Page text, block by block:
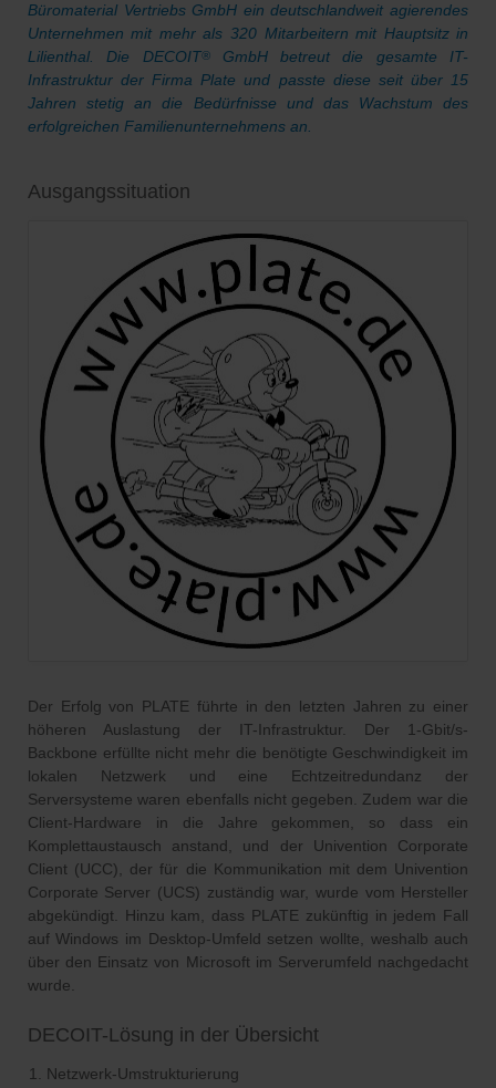
Büromaterial Vertriebs GmbH ein deutschlandweit agierendes
Unternehmen mit mehr als 320 Mitarbeitern mit Hauptsitz in
Lilienthal. Die DECOIT®GmbH betreut die gesamte IT-
Infrastruktur der Firma Plate und passte diese seit über 15
Jahren stetig an die Bedürfnisse und das Wachstum des
erfolgreichen Familienunternehmens an.
Ausgangssituation
Der Erfolg von PLATE führte in den letzten Jahren zu einer
höheren Auslastung der IT-Infrastruktur. Der 1-Gbit/s-
Backbone erfüllte nicht mehr die benötigte Geschwindigkeit im
lokalen Netzwerk und eine Echtzeitredundanz der
Serversysteme waren ebenfalls nicht gegeben. Zudem war die
Client-Hardware in die Jahre gekommen, so dass ein
Komplettaustausch anstand, und der Univention Corporate
Client (UCC), der für die Kommunikation mit dem Univention
Corporate Server (UCS) zuständig war, wurde vom Hersteller
abgekündigt. Hinzu kam, dass PLATE zukünftig in jedem Fall
auf Windows im Desktop-Umfeld setzen wollte, weshalb auch
über den Einsatz von Microsoft im Serverumfeld nachgedacht
wurde.
DECOIT-Lösung in der Übersicht
Netzwerk-Umstrukturierung